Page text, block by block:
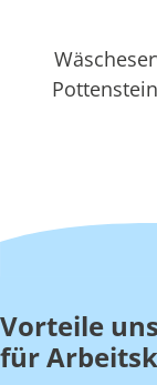
Vorteile
für